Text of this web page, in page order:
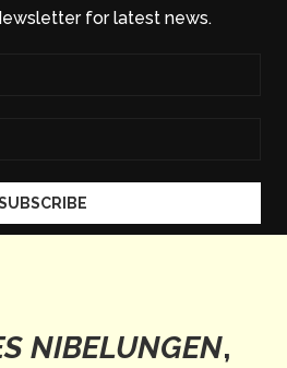
for latest news.
NIBELUNGEN,